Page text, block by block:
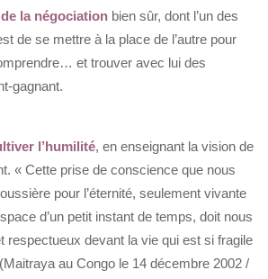
la négociation bien sûr, dont l’un des
de se mettre à la place de l’autre pour
et trouver avec lui des
gagnant.
l’humilité, en enseignant la vision de
« Cette prise de conscience que nous
pour l’éternité, seulement vivante
d’un petit instant de temps, doit nous
respectueux devant la vie qui est si fragile
au Congo le 14 décembre 2002 /